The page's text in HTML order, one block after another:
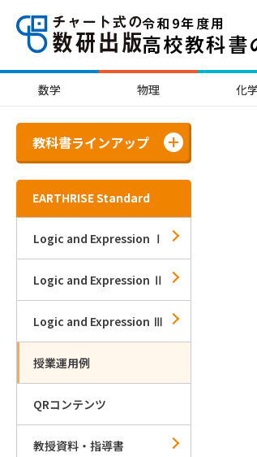
令和9年度用
高校教科書
数学 物理 化学
教科書ラインアップ
EARTHRISE Standard
Logic and Expression Ⅰ
Logic and Expression Ⅱ
Logic and Expression Ⅲ
授業運用例
QRコンテンツ
教授資料・指導書